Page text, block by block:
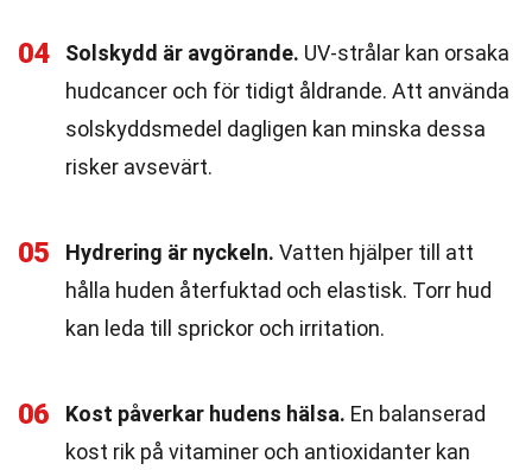
04 Solskydd är avgörande. UV-strålar kan orsaka
hudcancer och för tidigt åldrande. Att använda
solskyddsmedel dagligen kan minska dessa
risker avsevärt.
05 Hydrering är nyckeln. Vatten hjälper till att
hålla huden återfuktad och elastisk. Torr hud
kan leda till sprickor och irritation.
06 Kost påverkar hudens hälsa. En balanserad
kost rik på vitaminer och antioxidanter kan